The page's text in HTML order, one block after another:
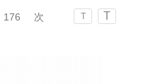
176 次 T T